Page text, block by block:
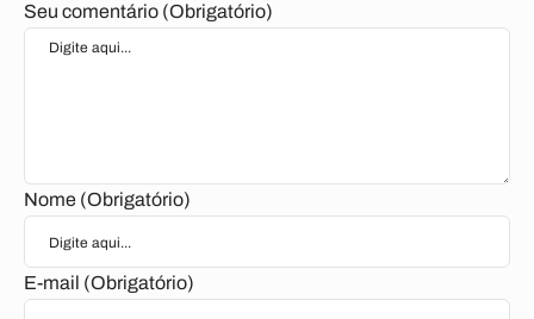
Seu comentário (Obrigatório)
Nome (Obrigatório)
E-mail (Obrigatório)